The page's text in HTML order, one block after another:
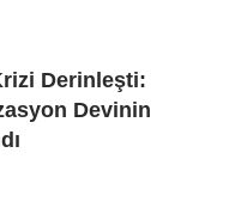
Derinleşti:
Devinin